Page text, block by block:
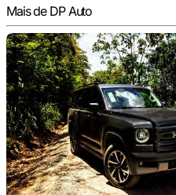
Mais de DP Auto